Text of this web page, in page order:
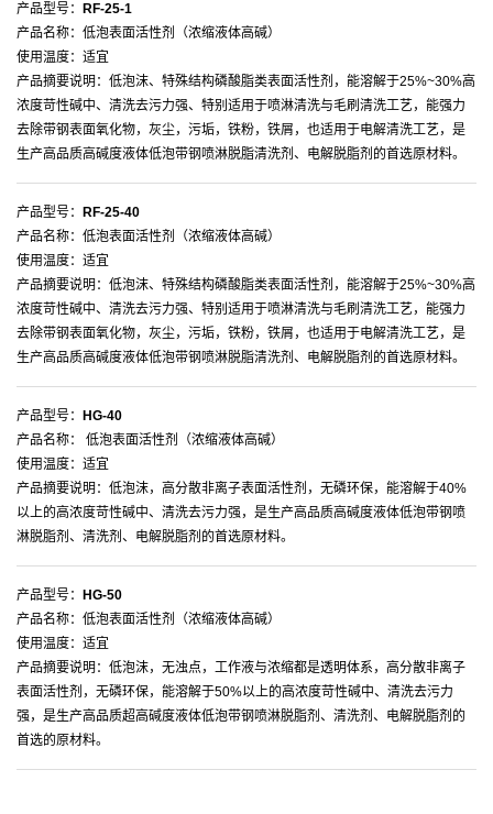
产品型号：
RF-25-1
产品名称：低泡表面活性剂（浓缩液体高碱）
使用温度：适宜
产品摘要说明：低泡沫、特殊结构磷酸脂类表面活性剂，能溶解于25%~30%高
浓度苛性碱中、清洗去污力强、特别适用于喷淋清洗与毛刷清洗工艺，能强力
去除带钢表面氧化物，灰尘，污垢，铁粉，铁屑，也适用于电解清洗工艺，是
生产高品质高碱度液体低泡带钢喷淋脱脂清洗剂、电解脱脂剂的首选原材料。
产品型号：
RF-25-40
产品名称：低泡表面活性剂（浓缩液体高碱）
使用温度：适宜
产品摘要说明：低泡沫、特殊结构磷酸脂类表面活性剂，能溶解于25%~30%高
浓度苛性碱中、清洗去污力强、特别适用于喷淋清洗与毛刷清洗工艺，能强力
去除带钢表面氧化物，灰尘，污垢，铁粉，铁屑，也适用于电解清洗工艺，是
生产高品质高碱度液体低泡带钢喷淋脱脂清洗剂、电解脱脂剂的首选原材料。
产品型号：
HG-40
产品名称： 低泡表面活性剂（浓缩液体高碱）
使用温度：适宜
产品摘要说明：低泡沫，高分散非离子表面活性剂，无磷环保，能溶解于40%
以上的高浓度苛性碱中、清洗去污力强，是生产高品质高碱度液体低泡带钢喷
淋脱脂剂、清洗剂、电解脱脂剂的首选原材料。
产品型号：
HG-50
产品名称：低泡表面活性剂（浓缩液体高碱）
使用温度：适宜
产品摘要说明：低泡沫，无浊点，工作液与浓缩都是透明体系，高分散非离子
表面活性剂，无磷环保，能溶解于50%以上的高浓度苛性碱中、清洗去污力
强，是生产高品质超高碱度液体低泡带钢喷淋脱脂剂、清洗剂、电解脱脂剂的
首选的原材料。